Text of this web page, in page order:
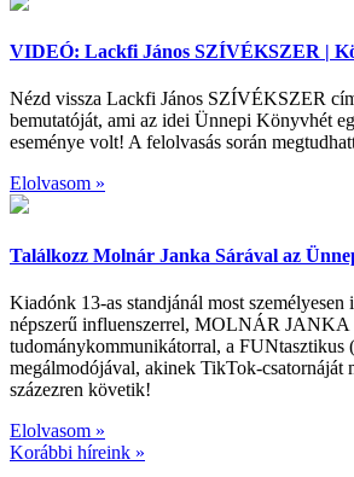
VIDEÓ: Lackfi János SZÍVÉKSZER |
Nézd vissza Lackfi János SZÍVÉKSZER
bemutatóját, ami az idei Ünnepi Könyvhét
eseménye volt! A felolvasás során
Elolvasom »
Találkozz Molnár Janka Sárával az
Kiadónk 13-as standjánál most személyesen
népszerű influenszerrel, MOLNÁR
tudománykommunikátorral, a FUNtasztikus
megálmodójával, akinek TikTok-csatornáját
százezren követik!
Elolvasom »
Korábbi híreink »